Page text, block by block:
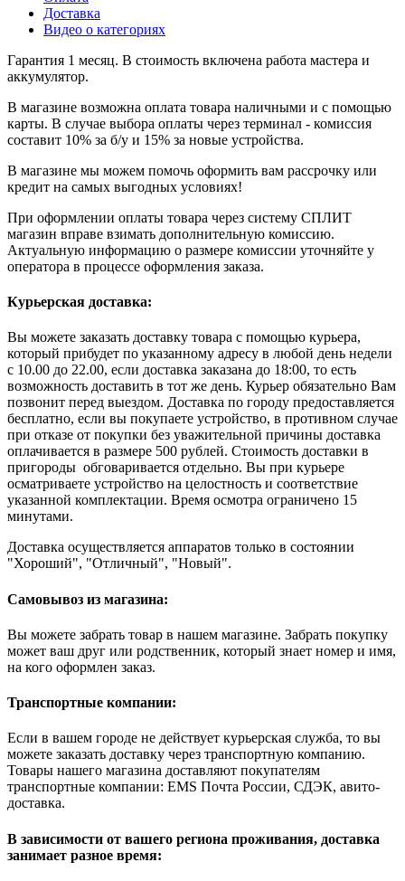
Доставка
Видео о категориях
Гарантия 1 месяц. В стоимость включена работа мастера и
аккумулятор.
В магазине возможна оплата товара наличными и с помощью
карты. В случае выбора оплаты через терминал - комиссия
составит 10% за б/у и 15% за новые устройства.
В магазине мы можем помочь оформить вам рассрочку или
кредит на самых выгодных условиях!
При оформлении оплаты товара через систему СПЛИТ
магазин вправе взимать дополнительную комиссию.
Актуальную информацию о размере комиссии уточняйте у
оператора в процессе оформления заказа.
Курьерская доставка:
Вы можете заказать доставку товара с помощью курьера,
который прибудет по указанному адресу в любой день недели
с 10.00 до 22.00, если доставка заказана до 18:00, то есть
возможность доставить в тот же день. Курьер обязательно Вам
позвонит перед выездом. Доставка по городу предоставляется
бесплатно, если вы покупаете устройство, в противном случае
при отказе от покупки без уважительной причины доставка
оплачивается в размере 500 рублей. Стоимость доставки в
пригороды обговаривается отдельно. Вы при курьере
осматриваете устройство на целостность и соответствие
указанной комплектации. Время осмотра ограничено 15
минутами.
Доставка осуществляется аппаратов только в состоянии
"Хороший", "Отличный", "Новый".
Самовывоз из магазина:
Вы можете забрать товар в нашем магазине. Забрать покупку
может ваш друг или родственник, который знает номер и имя,
на кого оформлен заказ.
Транспортные компании:
Если в вашем городе не действует курьерская служба, то вы
можете заказать доставку через транспортную компанию.
Товары нашего магазина доставляют покупателям
транспортные компании: EMS Почта России, СДЭК, авито-
доставка.
В зависимости от вашего региона проживания, доставка
занимает разное время: